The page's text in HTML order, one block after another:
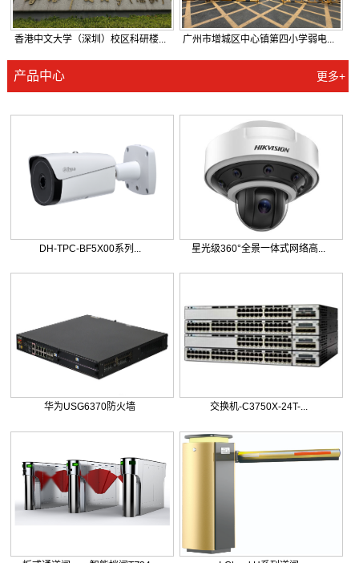
香港中文大学（深圳）校区科研楼... 广州市增城区中心镇第四小学弱电...
产品中心 更多+
DH-TPC-BF5X00系列... 星光级360°全景一体式网络高...
华为USG6370防火墙 交换机-C3750X-24T-...